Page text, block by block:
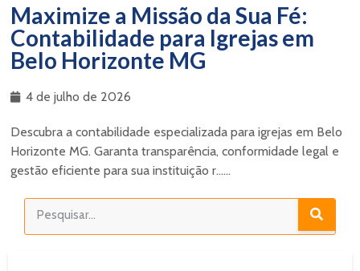
Maximize a Missão da Sua Fé:
Contabilidade para Igrejas em
Belo Horizonte MG
4 de julho de 2026
Descubra a contabilidade especializada para igrejas em Belo
Horizonte MG. Garanta transparência, conformidade legal e
gestão eficiente para sua instituição r......